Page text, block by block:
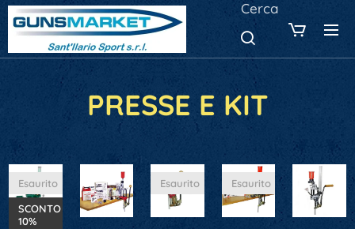
Cerca
PRESSE E KIT
Esaurito
SCONTO
10%
Esaurito Esaurito